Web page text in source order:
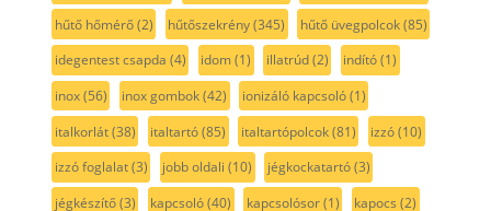
hűtő hőmérő(2) hűtőszekrény(345) hűtő üvegpolcok(85)
idegentest csapda (4) idom(1) illatrúd(2) indító(1)
inox(56) inox gombok(42) ionizáló kapcsoló(1)
italkorlát(38) italtartó(85) italtartópolcok(81) izzó(10)
izzó foglalat(3) jobb oldali (10) jégkockatartó(3)
jégkészítő(3) kapcsoló(40) kapcsolósor(1) kapocs (2)